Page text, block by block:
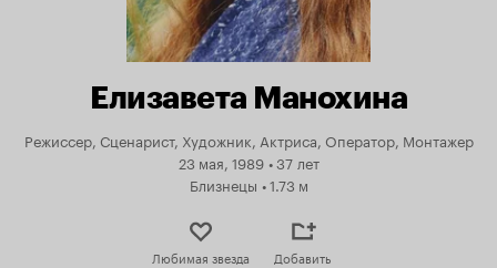
Елизавета Манохина
Режиссер, Сценарист, Художник, Актриса, Оператор, Монтажер
23 мая, 1989 •37 лет
Близнецы •1.73 м
Любимая звезда Добавить